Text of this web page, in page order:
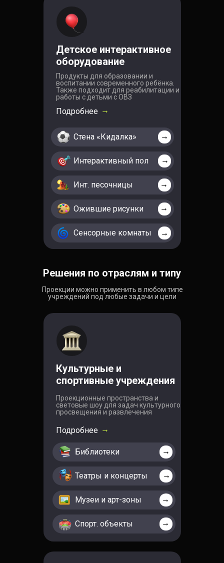
Решения по отраслям и типу
Проекции можно применить в любом типе
учреждений под любые задачи и цели
Детское интерактивное
оборудование
Подробнее →
Продукты для образовании и
воспитании современного ребёнка.
Также подходит для реабилитации и
работы с детьми с ОВЗ
Стена «Кидалка» →
Интерактивный пол →
Инт. песочницы →
Ожившие рисунки →
Сенсорные комнаты →
Культурные и
спортивные учреждения
Подробнее →
Проекционные пространства и
световые шоу для задач культурного
просвещения и развлечения
Библиотеки →
Театры и концерты →
Музеи и арт-зоны →
Спорт. объекты →